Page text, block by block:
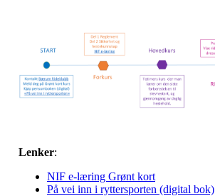
Lenker:
NIF e-læring Grønt kort
På vei inn i ryttersporten (digital bok)